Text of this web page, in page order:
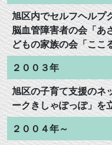
旭区内でセルフヘルプ
脳血管障害者の会「あ
どもの家族の会「ここ
２００３年
旭区の子育て支援のネ
ークきしゃぽっぽ」を
２００４年～